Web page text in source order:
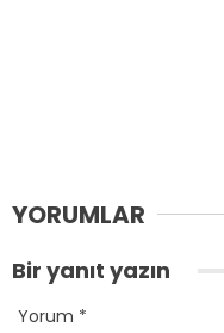
YORUMLAR
Bir yanıt yazın
Yorum *